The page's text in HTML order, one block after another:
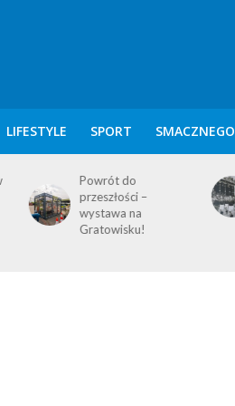
LIFESTYLE SPORT SMACZNEGO
KALENDARIUM
POZNAŃSKIE – 8
SIERPNIA